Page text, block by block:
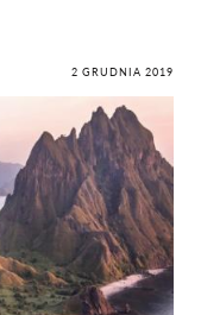
2 GRUDNIA 2019